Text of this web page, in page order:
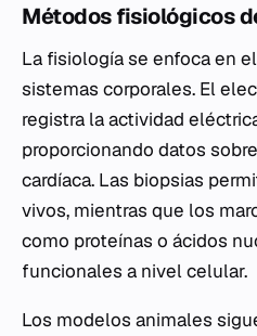
Métodos fisiológicos
La fisiología se enfoca en
sistemas corporales. El
registra la actividad
proporcionando datos
cardíaca. Las biopsias
vivos, mientras que los
como proteínas o ácidos
funcionales a nivel celular.
Los modelos animales